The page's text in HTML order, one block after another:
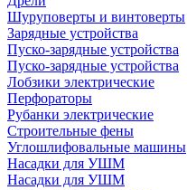
Шуруповерты и винтоверты
Зарядные устройства
Пуско-зарядные устройства
Пуско-зарядные устройства
Лобзики электрические
Перфораторы
Рубанки электрические
Строительные фены
Углошлифовальные машины
Насадки для УШМ
Насадки для УШМ